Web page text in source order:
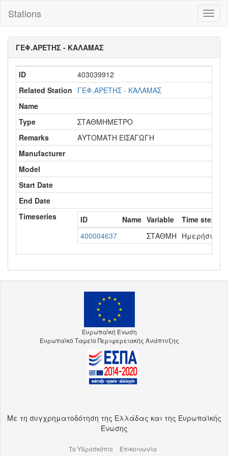
Stations
ΓΕΦ.ΑΡΕΤΗΣ - ΚΑΛΑΜΑΣ
ID
403039912
Related Station ΓΕΦ.ΑΡΕΤΗΣ - ΚΑΛΑΜΑΣ
Name
Type
ΣΤΑΘΜΗΜΕΤΡΟ
Remarks
ΑΥΤΟΜΑΤΗ ΕΙΣΑΓΩΓΗ
Manufacturer
Model
Start Date
End Date
Timeseries
ID Name Variable
Time step
400004637
ΣΤΑΘΜΗ Ημερήσια -
Ευρωπαϊκή Ένωση
Ευρωπαϊκό Ταμείο Περιφερειακής Ανάπτυξης
Με τη συγχρηματοδότηση της Ελλάδας και της Ευρωπαϊκής
Ένωσης
Το Υδροσκόπιο Επικοινωνία